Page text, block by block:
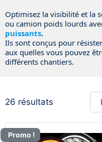
Optimisez la visibilité et la
ou camion poids lourds
puissants.
Ils sont conçus pour
aux quelles vous pouvez
différents chantiers.
26 résultats
Promo !